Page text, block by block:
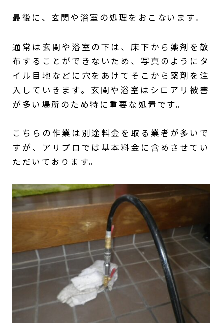
最後に、玄関や浴室の処理をおこないます。
通常は玄関や浴室の下は、床下から薬剤を散
布することができないため、写真のようにタ
イル目地などに穴をあけてそこから薬剤を注
入していきます。玄関や浴室はシロアリ被害
が多い場所のため特に重要な処置です。
こちらの作業は別途料金を取る業者が多いで
すが、アリプロでは基本料金に含めさせてい
ただいております。